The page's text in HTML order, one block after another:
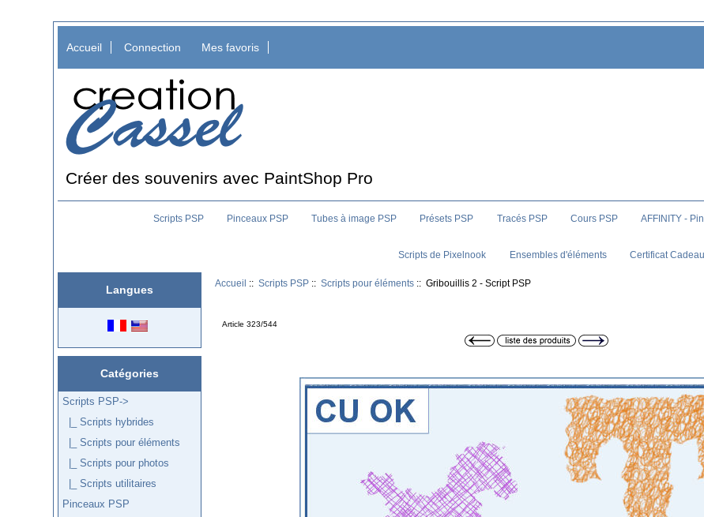
Accueil Connection Mes favoris
Créer des souvenirs avec PaintShop Pro
Scripts PSP Pinceaux PSP Tubes à image PSP Présets PSP Tracés PSP Cours PSP AFFINITY -
Scripts de Pixelnook Ensembles d'éléments Certificat Cadeau
Langues
Catégories
Scripts PSP->
|_ Scripts hybrides
|_ Scripts pour éléments
|_ Scripts pour photos
|_ Scripts utilitaires
Pinceaux PSP
Accueil :: Scripts PSP :: Scripts pour éléments :: Gribouillis 2 - Script PSP
Article 323/544